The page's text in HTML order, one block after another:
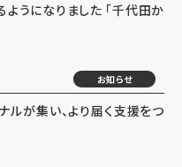
うになりました 「千代田か
お知らせ
ルが集い、より届く支援をつ